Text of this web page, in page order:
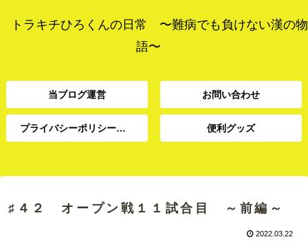
トラキチひろくんの日常 〜難病でも負けない漢の物
語〜
当ブログ運営 お問い合わせ
プライバシーポリシー、免責事項 便利グッズ
♯４２ オープン戦１１試合目 ～前編～
2022.03.22